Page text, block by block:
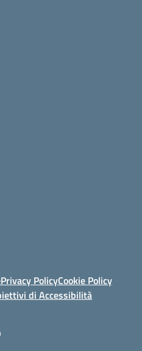
Privacy PolicyCookie Policy
di Accessibilità